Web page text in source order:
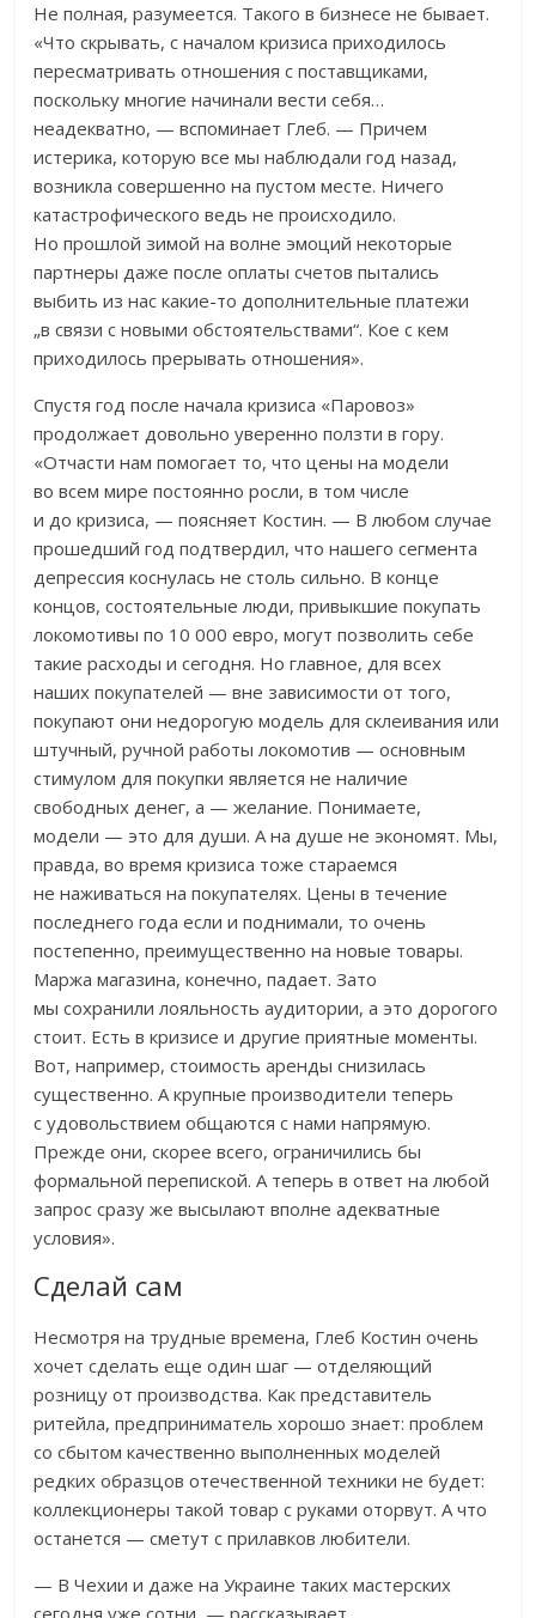
Не полная, разумеется. Такого в бизнесе не бывает.
«Что скрывать, с началом кризиса приходилось
пересматривать отношения с поставщиками,
поскольку многие начинали вести себя…
неадекватно, — вспоминает Глеб. — Причем
истерика, которую все мы наблюдали год назад,
возникла совершенно на пустом месте. Ничего
катастрофического ведь не происходило.
Но прошлой зимой на волне эмоций некоторые
партнеры даже после оплаты счетов пытались
выбить из нас какие-то дополнительные платежи
„в связи с новыми обстоятельствами“. Кое с кем
приходилось прерывать отношения».
Спустя год после начала кризиса «Паровоз»
продолжает довольно уверенно ползти в гору.
«Отчасти нам помогает то, что цены на модели
во всем мире постоянно росли, в том числе
и до кризиса, — поясняет Костин. — В любом случае
прошедший год подтвердил, что нашего сегмента
депрессия коснулась не столь сильно. В конце
концов, состоятельные люди, привыкшие покупать
локомотивы по 10 000 евро, могут позволить себе
такие расходы и сегодня. Но главное, для всех
наших покупателей — вне зависимости от того,
покупают они недорогую модель для склеивания или
штучный, ручной работы локомотив — основным
стимулом для покупки является не наличие
свободных денег, а — желание. Понимаете,
модели — это для души. А на душе не экономят. Мы,
правда, во время кризиса тоже стараемся
не наживаться на покупателях. Цены в течение
последнего года если и поднимали, то очень
постепенно, преимущественно на новые товары.
Маржа магазина, конечно, падает. Зато
мы сохранили лояльность аудитории, а это дорогого
стоит. Есть в кризисе и другие приятные моменты.
Вот, например, стоимость аренды снизилась
существенно. А крупные производители теперь
с удовольствием общаются с нами напрямую.
Прежде они, скорее всего, ограничились бы
формальной перепиской. А теперь в ответ на любой
запрос сразу же высылают вполне адекватные
условия».
Сделай сам
Несмотря на трудные времена, Глеб Костин очень
хочет сделать еще один шаг — отделяющий
розницу от производства. Как представитель
ритейла, предприниматель хорошо знает: проблем
со сбытом качественно выполненных моделей
редких образцов отечественной техники не будет:
коллекционеры такой товар с руками оторвут. А что
останется — сметут с прилавков любители.
— В Чехии и даже на Украине таких мастерских